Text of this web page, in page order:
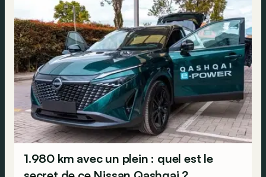
1.980 km avec un plein : quel est le